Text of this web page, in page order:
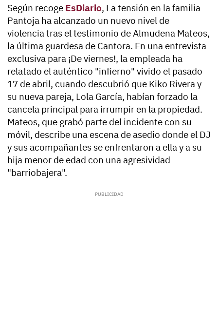
Según recoge EsDiario, La tensión en la familia
Pantoja ha alcanzado un nuevo nivel de
violenciatras el testimonio de Almudena Mateos,
la última guardesa de Cantora. En una entrevista
exclusiva para ¡De viernes!, la empleada ha
relatado el auténtico "infierno" vivido el pasado
17 de abril, cuando descubrió que Kiko Rivera y
su nueva pareja, Lola García, habían forzado la
cancela principal para irrumpir en la propiedad.
Mateos, que grabó parte del incidente con su
móvil, describe una escena de asedio donde el DJ
y sus acompañantes se enfrentaron a ella y a su
hija menor de edad con una agresividad
"barriobajera".